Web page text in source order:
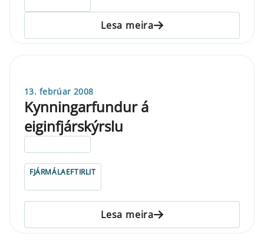
Lesa meira
13. febrúar 2008
Kynningarfundur á
eiginfjárskýrslu
FJÁRMÁLAEFTIRLIT
Lesa meira